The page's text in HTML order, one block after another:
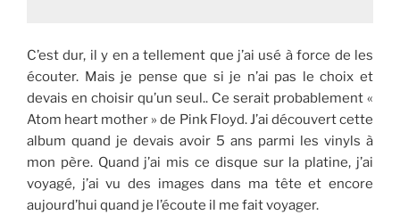
C’est dur, il y en a tellement que j’ai usé à force de les
écouter. Mais je pense que si je n’ai pas le choix et
devais en choisir qu’un seul.. Ce serait probablement «
Atom heart mother » de Pink Floyd. J’ai découvert cette
album quand je devais avoir 5 ans parmi les vinyls à
mon père. Quand j’ai mis ce disque sur la platine, j’ai
voyagé, j’ai vu des images dans ma tête et encore
aujourd’hui quand je l’écoute il me fait voyager.